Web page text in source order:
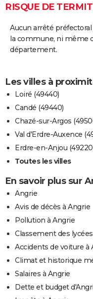
RISQUE DE
Aucun arrêté préfectoral
la commune, ni même
département.
Les villes à
Loiré (49440)
Candé (49440)
Chazé-sur-Argos
Val d'Erdre-Auxence
Erdre-en-Anjou
Toutes les villes
En savoir plus sur
Angrie
Avis de décès à Angrie
Pollution à Angrie
Classement des
Accidents de voiture à
Climat et historique
Salaires à Angrie
Dette et budget